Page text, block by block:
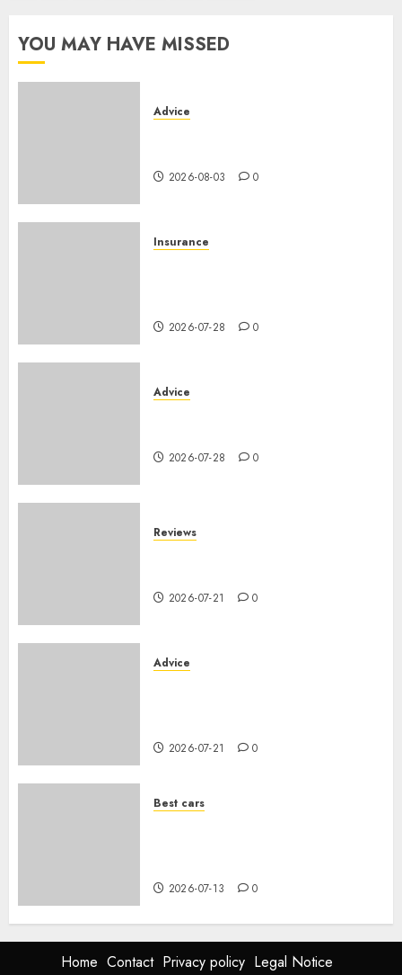
YOU MAY HAVE MISSED
Advice
2026-08-03 0
Insurance
2026-07-28 0
Advice
2026-07-28 0
Reviews
2026-07-21 0
Advice
2026-07-21 0
Best cars
2026-07-13 0
Home Contact Privacy policy Legal Notice